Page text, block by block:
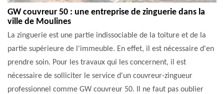
GW couvreur 50 : une entreprise de zinguerie dans la
ville de Moulines
La zinguerie est une partie indissociable de la toiture et de la
partie supérieure de l'immeuble. En effet, il est nécessaire d'en
prendre soin. Pour les travaux qui les concernent, il est
nécessaire de solliciter le service d'un couvreur-zingueur
professionnel comme GW couvreur 50. Il ne faut pas oublier